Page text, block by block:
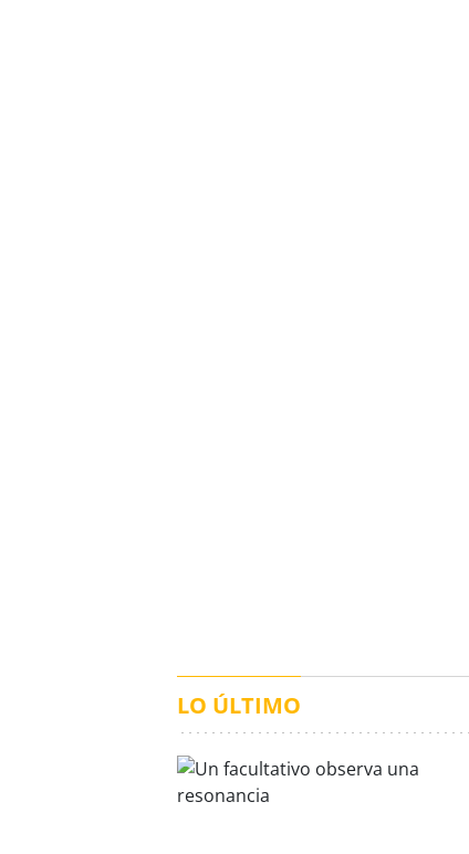
LO ÚLTIMO